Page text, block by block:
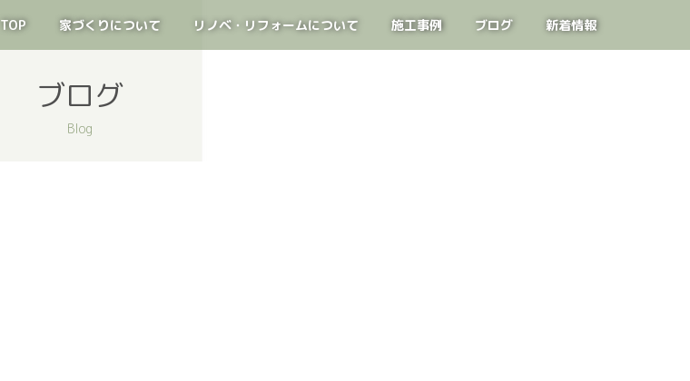
TOP 家づくりについて リノベ・リフォームについて 施工事例 ブログ 新着情報
ブログ
Blog